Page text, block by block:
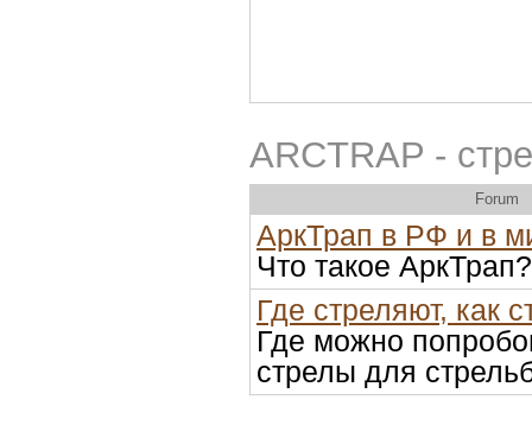
ARCTRAP -
Forum
АркТрап в РФ и в
Что такое АркТрап?
Где стреляют, как
Где можно
стрелы для